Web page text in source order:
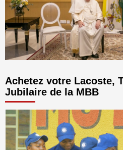
Achetez votre Lacoste,
Jubilaire de la MBB